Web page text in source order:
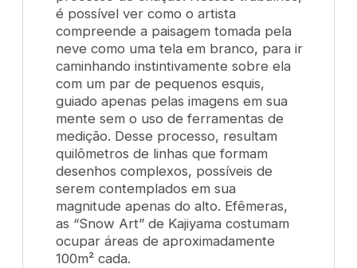
é possível ver como o artista
compreende a paisagem tomada pela
neve como uma tela em branco, para ir
caminhando instintivamente sobre ela
com um par de pequenos esquis,
guiado apenas pelas imagens em sua
mente sem o uso de ferramentas de
medição. Desse processo, resultam
quilômetros de linhas que formam
desenhos complexos, possíveis de
serem contemplados em sua
magnitude apenas do alto. Efêmeras,
as “Snow Art” de Kajiyama costumam
ocupar áreas de aproximadamente
100m² cada.